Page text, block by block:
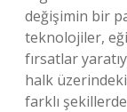
değişimin bir
teknolojiler,
fırsatlar
halk
farklı